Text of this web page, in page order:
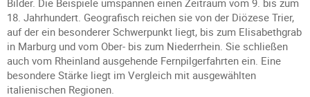
Bilder. Die Beispiele umspannen einen Zeitraum vom 9. bis zum
18. Jahrhundert. Geografisch reichen sie von der Diözese Trier,
auf der ein besonderer Schwerpunkt liegt, bis zum Elisabethgrab
in Marburg und vom Ober- bis zum Niederrhein. Sie schließen
auch vom Rheinland ausgehende Fernpilgerfahrten ein. Eine
besondere Stärke liegt im Vergleich mit ausgewählten
italienischen Regionen.